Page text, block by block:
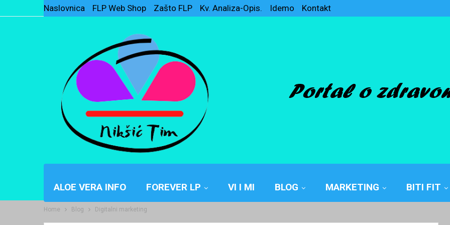
Naslovnica FLP Web Shop Zašto FLP Kv. Analiza-Opis. Idemo Kontakt
ALOE VERA INFO FOREVER LP VI I MI BLOG MARKETING BITI FIT
Home Blog Digitalni marketing